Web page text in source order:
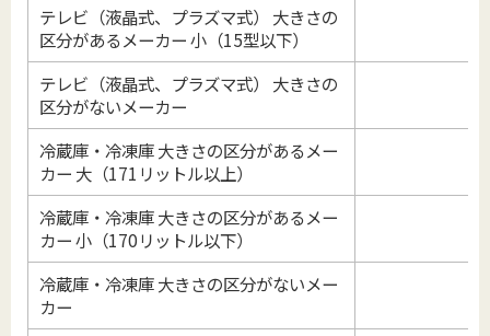
テレビ（液晶式、プラズマ式） 大きさの
区分があるメーカー 小（15型以下）
テレビ（液晶式、プラズマ式） 大きさの
区分がないメーカー
冷蔵庫・冷凍庫 大きさの区分があるメー
カー 大（171リットル以上）
冷蔵庫・冷凍庫 大きさの区分があるメー
カー 小（170リットル以下）
冷蔵庫・冷凍庫 大きさの区分がないメー
カー